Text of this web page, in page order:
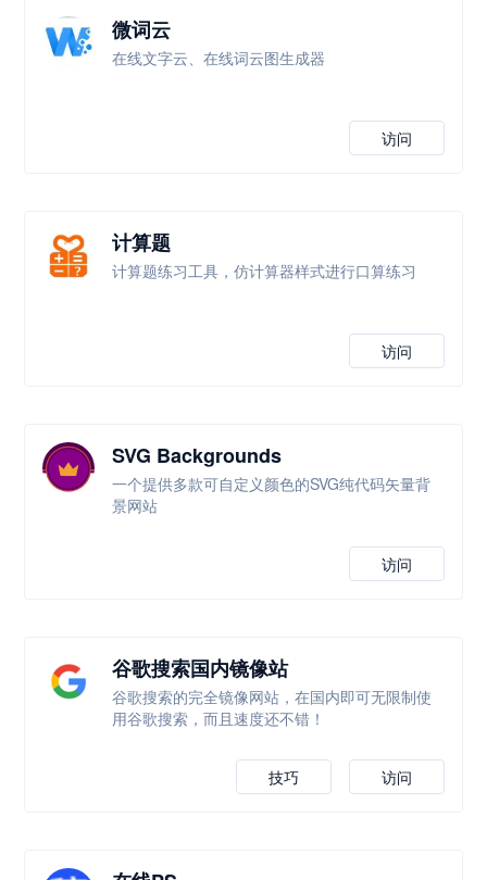
微词云
在线文字云、在线词云图生成器
访问
计算题
计算题练习工具，仿计算器样式进行口算练习
访问
SVG Backgrounds
一个提供多款可自定义颜色的SVG纯代码矢量背
景网站
访问
谷歌搜索国内镜像站
谷歌搜索的完全镜像网站，在国内即可无限制使
用谷歌搜索，而且速度还不错！
访问
技巧